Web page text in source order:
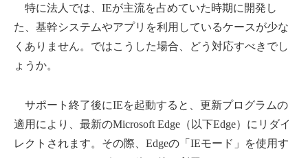
特に法人では、IEが主流を占めていた時期に開発し
た、基幹システムやアプリを利用しているケースが少な
くありません。ではこうした場合、どう対応すべきでし
ょうか。
サポート終了後にIEを起動すると、更新プログラムの
適用により、最新のMicrosoft Edge（以下Edge）にリダイ
レクトされます。その際、Edgeの「IEモード」を使用す